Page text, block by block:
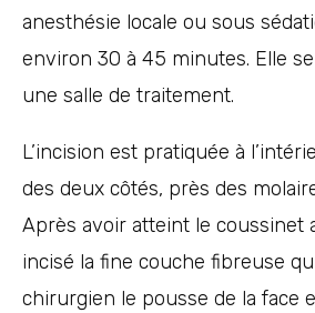
anesthésie locale ou sous
environ 30 à 45 minutes. Elle
une salle de traitement.
L’incision est pratiquée à
des deux côtés, près des
Après avoir atteint le coussinet
incisé la fine couche fibreuse
chirurgien le pousse de la face